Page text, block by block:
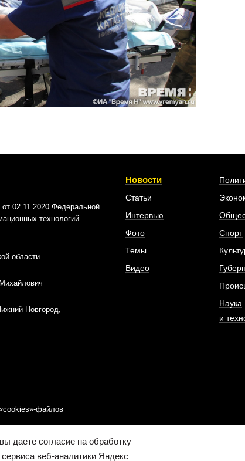
Новости
Статьи
Интервью
Фото
Темы
Видео
Спорт
Наука
и
02.11.2020 Федеральной
технологий
области
Новгород,
файлов
даете согласие на обработку
веб-аналитики Яндекс